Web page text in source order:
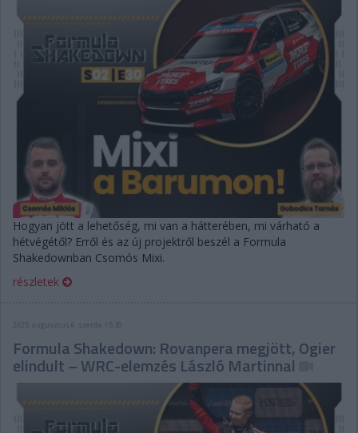
Hogyan jött a lehetőség, mi van a hátterében, mi várható a
hétvégétől? Erről és az új projektről beszél a Formula
Shakedownban Csomós Mixi.
részletek
2025. augusztus 6. szerda, 15:30
Formula Shakedown: Rovanpera megjött, Ogier
elindult – WRC-elemzés László Martinnal